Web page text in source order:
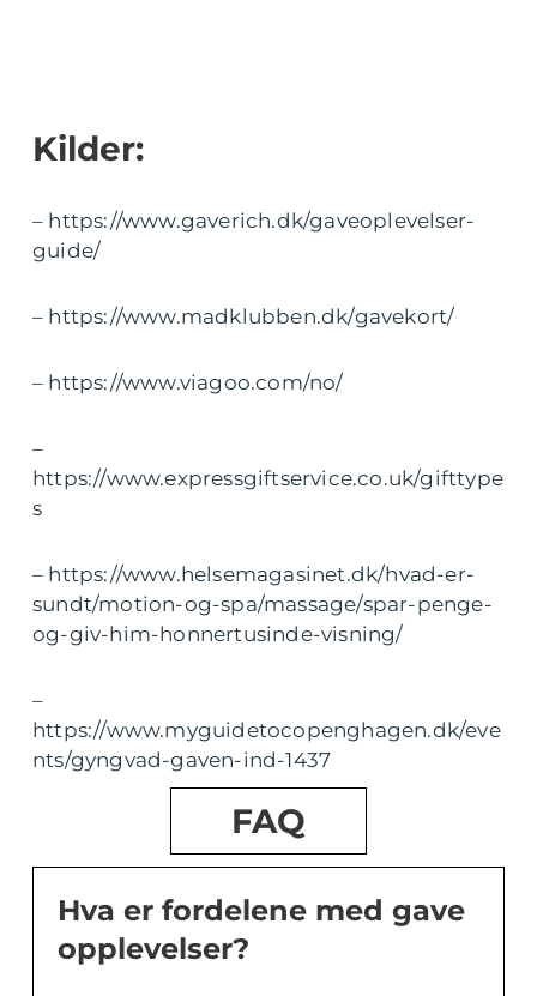
Kilder:
– https://www.gaverich.dk/gaveoplevelser-
guide/
– https://www.madklubben.dk/gavekort/
– https://www.viagoo.com/no/
–
https://www.expressgiftservice.co.uk/gifttype
s
– https://www.helsemagasinet.dk/hvad-er-
sundt/motion-og-spa/massage/spar-penge-
og-giv-him-honnertusinde-visning/
–
https://www.myguidetocopenghagen.dk/eve
nts/gyngvad-gaven-ind-1437
FAQ
Hva er fordelene med gave
opplevelser?